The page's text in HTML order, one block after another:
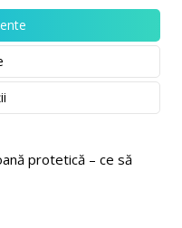
protetică – ce să